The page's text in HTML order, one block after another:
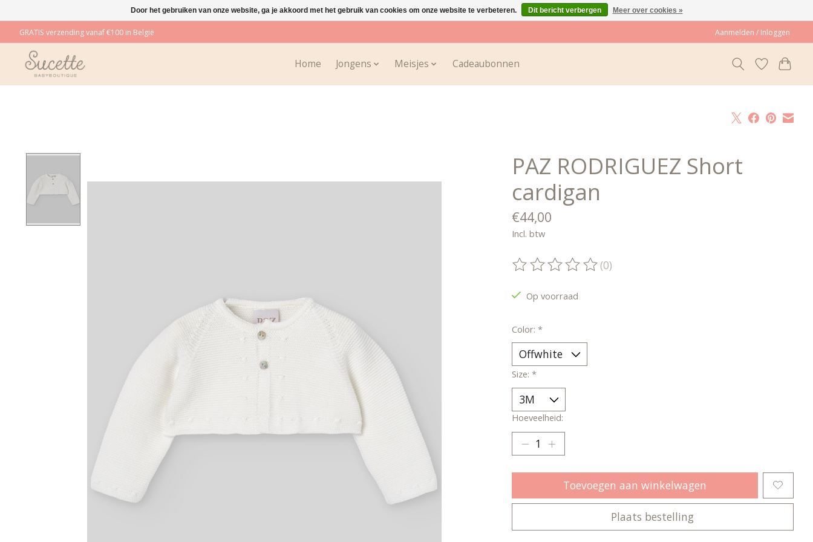
GRATIS verzending vanaf €100 in België Aanmelden / Inloggen
Home Jongens Meisjes Cadeaubonnen
PAZ RODRIGUEZ Short
cardigan
€44,00
Incl. btw
De beoordeling van dit product is
(0)
Op voorraad
Color: *
Size: *
Hoeveelheid:
Toevoegen aan winkelwagen
Plaats bestelling
Door het gebruiken van onze website, ga je akkoord met het gebruik van cookies om onze website te verbeteren. Dit bericht verbergen Meer over cookies »